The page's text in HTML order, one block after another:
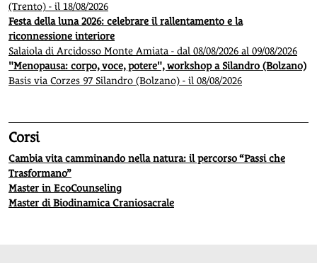
(Trento) - il 18/08/2026
Festa della luna 2026: celebrare il rallentamento e la
riconnessione interiore
Salaiola di Arcidosso Monte Amiata - dal 08/08/2026 al 09/08/2026
"Menopausa: corpo, voce, potere", workshop a Silandro (Bolzano)
Basis via Corzes 97 Silandro (Bolzano) - il 08/08/2026
Corsi
Cambia vita camminando nella natura: il percorso “Passi che
Trasformano”
Master in EcoCounseling
Master di Biodinamica Craniosacrale